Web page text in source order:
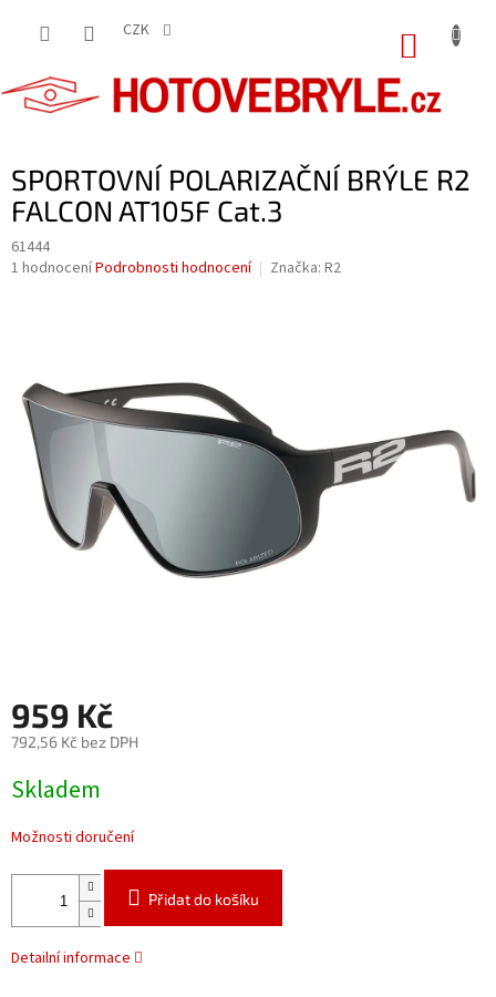
CZK
SPORTOVNÍ POLARIZAČNÍ BRÝLE R2
FALCON AT105F Cat.3
61444
Průměrné
hvězdiček.
1 hodnoceníPodrobnosti hodnocení Značka: R2
959 Kč
792,56 Kč bez DPH
cena:
Skladem
Možnosti doručení
Přidat do košíku
Detailní informace